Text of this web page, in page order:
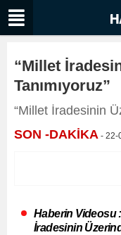
“Millet
Tanımıyoruz”
“Millet İradesinin
SON -DAKİKA - 22-
Haberin Videosu
İradesinin